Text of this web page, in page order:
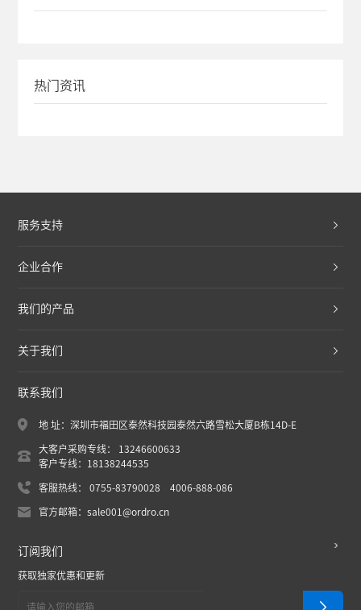
热门资讯
服务支持
企业合作
我们的产品
关于我们
联系我们
地 址：深圳市福田区泰然科技园泰然六路雪松大厦B栋14D-E
大客户采购专线： 13246600633
客户专线：18138244535
客服热线： 0755-83790028 4006-888-086
官方邮箱：sale001@ordro.cn
订阅我们
获取独家优惠和更新